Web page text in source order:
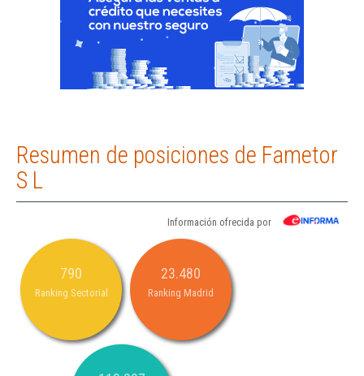
Resumen de posiciones de Fametor
S L
Información ofrecida por
790
Ranking Sectorial
23.480
Ranking Madrid